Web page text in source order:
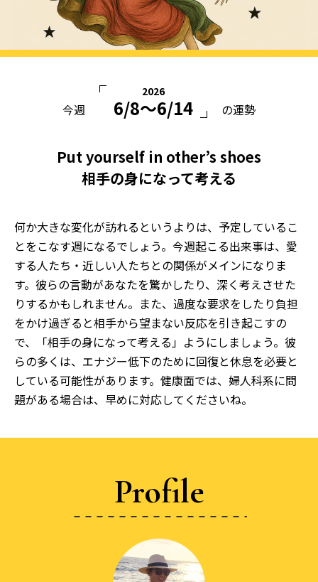
今週
2026
6/8〜6/14 の運勢
Put yourself in other’s shoes
相手の身になって考える
何か大きな変化が訪れるというよりは、予定しているこ
とをこなす週になるでしょう。今週起こる出来事は、愛
する人たち・近しい人たちとの関係がメインになりま
す。彼らの言動があなたを驚かしたり、深く考えさせた
りするかもしれません。また、過度な要求をしたり負担
をかけ過ぎると相手から望まない反応を引き起こすの
で、「相手の身になって考える」ようにしましょう。彼
らの多くは、エナジー低下のために回復と休息を必要と
している可能性があります。健康面では、婦人科系に問
題がある場合は、早めに対応してくださいね。
Profile